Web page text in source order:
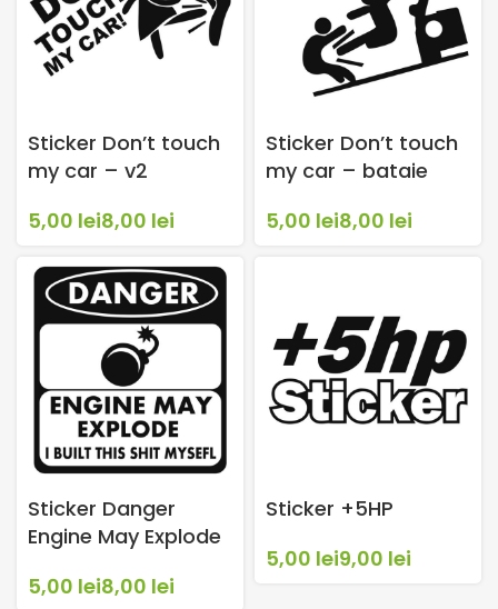
Sticker Don’t touch
my car – v2
lei
lei
Sticker Don’t touch
my car – bataie
lei
lei
Sticker Danger
Engine May Explode
lei
lei
Sticker +5HP
lei
lei